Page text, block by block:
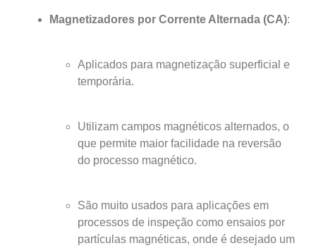
Magnetizadores por Corrente Alternada (CA):
Aplicados para magnetização superficial e
temporária.
Utilizam campos magnéticos alternados, o
que permite maior facilidade na reversão
do processo magnético.
São muito usados para aplicações em
processos de inspeção como ensaios por
partículas magnéticas, onde é desejado um